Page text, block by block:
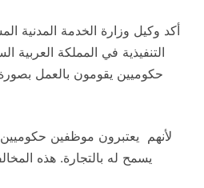
أكد وكيل وزارة الخدمة المدنية
التنفيذية في المملكة العربية
حكوميين يقومون بالعمل
لأنهم يعتبرون موظفين
يسمح له بالتجارة. هذه